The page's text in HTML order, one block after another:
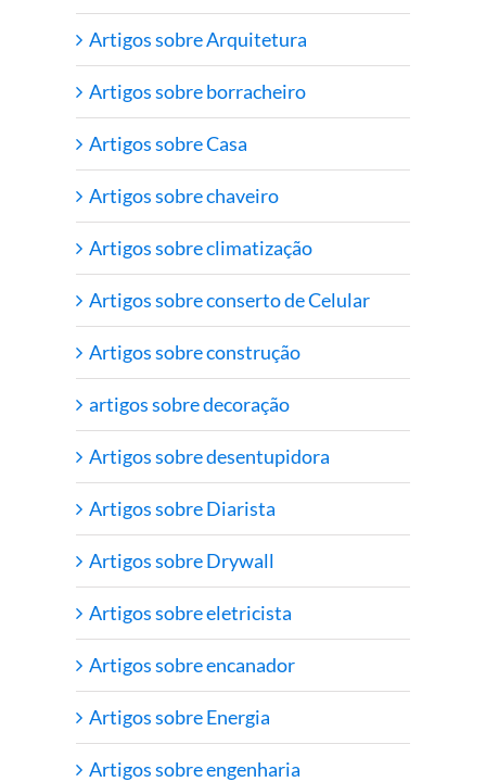
Artigos sobre Arquitetura
Artigos sobre borracheiro
Artigos sobre Casa
Artigos sobre chaveiro
Artigos sobre climatização
Artigos sobre conserto de Celular
Artigos sobre construção
artigos sobre decoração
Artigos sobre desentupidora
Artigos sobre Diarista
Artigos sobre Drywall
Artigos sobre eletricista
Artigos sobre encanador
Artigos sobre Energia
Artigos sobre engenharia